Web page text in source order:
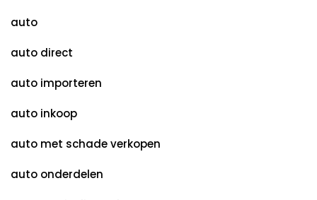
auto
auto direct
auto importeren
auto inkoop
auto met schade verkopen
auto onderdelen